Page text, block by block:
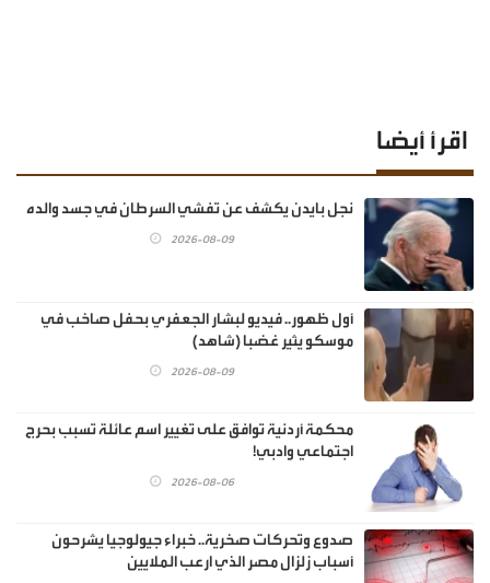
اقرأ أيضا
نجل بايدن يكشف عن تفشي السرطان في جسد والده
2026-08-09
أول ظهور.. فيديو لبشار الجعفري بحفل صاخب في
موسكو يثير غضبا (شاهد)
2026-08-09
محكمة أردنية توافق على تغيير اسم عائلة تسبب بحرج
اجتماعي وادبي!
2026-08-06
صدوع وتحركات صخرية.. خبراء جيولوجيا يشرحون
أسباب زلزال مصر الذي ارعب الملايين